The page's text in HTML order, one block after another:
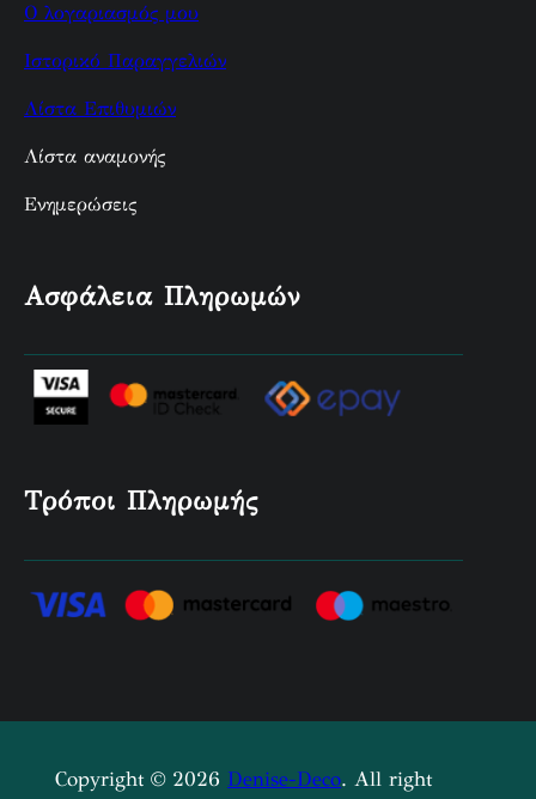
Ο λογαριασμός μου
Ιστορικό Παραγγελιών
Λίστα Επιθυμιών
Λίστα αναμονής
Ενημερώσεις
Ασφάλεια Πληρωμών
Τρόποι Πληρωμής
Copyright © 2026 Denise-Deco. All right